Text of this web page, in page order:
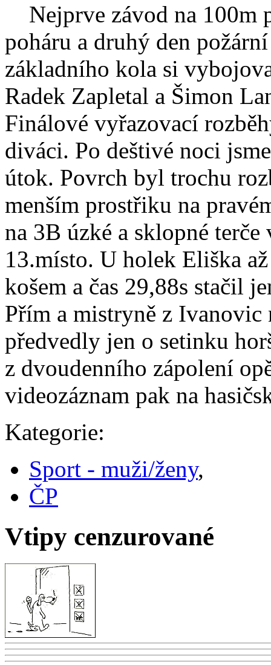
Nejprve závod na 100m
poháru a druhý den
základního kola si
Radek Zapletal a Šimon
Finálové vyřazovací
diváci. Po deštivé noci
útok. Povrch byl trochu
menším prostřiku na
na 3B úzké a sklopné terče
13.místo. U holek Eliška
košem a čas 29,88s stačil
Přím a mistryně z Ivanovic
předvedly jen o setinku
z dvoudenního zápolení
videozáznam pak na
Kategorie:
Sport - muži/ženy,
ČP
Vtipy cenzurované